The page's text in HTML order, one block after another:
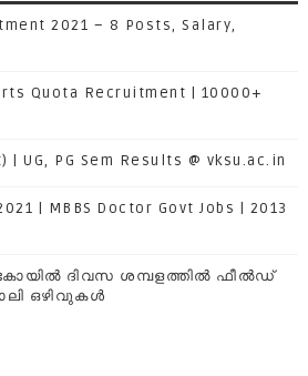
2021 – 8 Posts, Salary,
Quota Recruitment | 10000+
| UG, PG Sem Results @ vksu.ac.in
| MBBS Doctor Govt Jobs | 2013
ദിവസ ശമ്പളത്തിൽ ഫീല്‍ഡ്
ഒഴിവുകൾ